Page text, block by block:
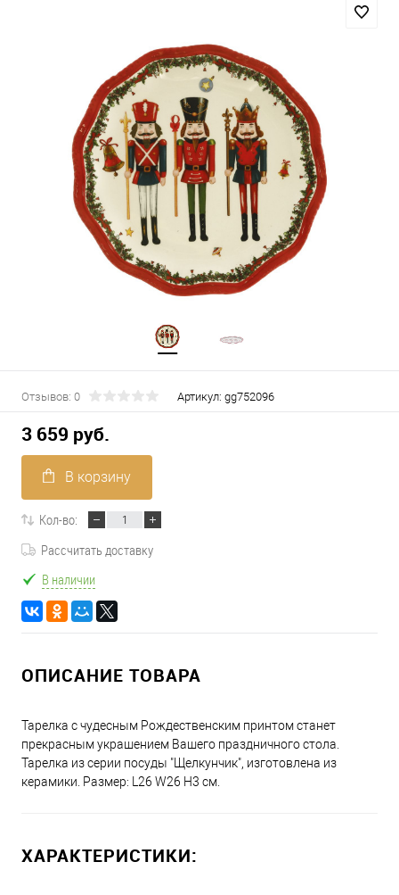
Отзывов: 0 Артикул: gg752096
3 659 руб.
В корзину
Кол-во:
Рассчитать доставку
В наличии
ОПИСАНИЕ ТОВАРА
Тарелка с чудесным Рождественским принтом станет
прекрасным украшением Вашего праздничного стола.
Тарелка из серии посуды "Щелкунчик", изготовлена из
керамики. Размер: L26 W26 H3 см.
ХАРАКТЕРИСТИКИ: